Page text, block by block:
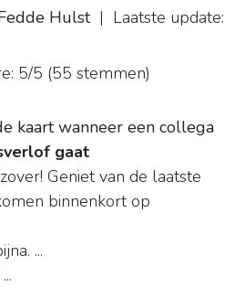
Hulst| Laatste update:
5/5 (55 stemmen)
kaart wanneer een collega
gaat
Geniet van de laatste
binnenkort op
...